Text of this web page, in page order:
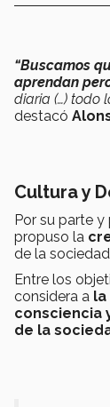
“Buscamos
aprendan
diaria (…) todo
destacó
Cultura y
Por su parte
propuso la
de la
Entre los
considera a la
consciencia
de la